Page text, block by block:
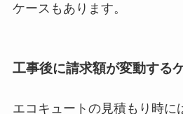
ケースもあります。
工事後に請求額が変動する
エコキュートの見積もり時に